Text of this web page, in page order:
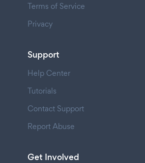
Terms of Service
Privacy
Support
Help Center
Tutorials
Contact Support
Report Abuse
Get Involved